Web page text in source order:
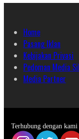
Home
Pasang Iklan
Kebijakan Privasi
Pedoman Media
Media Partner
Terhubung dengan kami